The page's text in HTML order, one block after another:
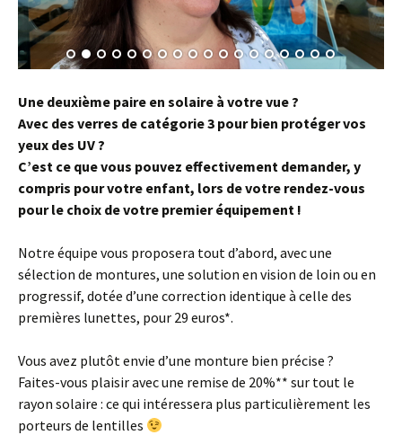
Une deuxième paire en solaire à votre vue ?
Avec des verres de catégorie 3 pour bien protéger vos
yeux des UV ?
C’est ce que vous pouvez effectivement demander, y
compris pour votre enfant, lors de votre rendez-vous
pour le choix de votre premier équipement !
Notre équipe vous proposera tout d’abord, avec une
sélection de montures, une solution en vision de loin ou en
progressif, dotée d’une correction identique à celle des
premières lunettes, pour 29 euros*.
Vous avez plutôt envie d’une monture bien précise ?
Faites-vous plaisir avec une remise de 20%** sur tout le
rayon solaire : ce qui intéressera plus particulièrement les
porteurs de lentilles